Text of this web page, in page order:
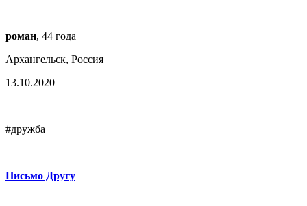
роман, 44 года
Архангельск, Россия
13.10.2020
#дружба
Письмо Другу